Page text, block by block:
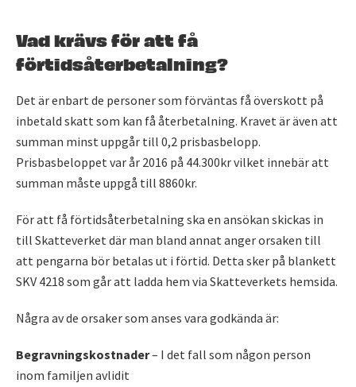
Vad krävs för att få
förtidsåterbetalning?
Det är enbart de personer som förväntas få överskott på
inbetald skatt som kan få återbetalning. Kravet är även att
summan minst uppgår till 0,2 prisbasbelopp.
Prisbasbeloppet var år 2016 på 44.300kr vilket innebär att
summan måste uppgå till 8860kr.
För att få förtidsåterbetalning ska en ansökan skickas in
till Skatteverket där man bland annat anger orsaken till
att pengarna bör betalas ut i förtid. Detta sker på blankett
SKV 4218 som går att ladda hem via Skatteverkets hemsida.
Några av de orsaker som anses vara godkända är:
Begravningskostnader– I det fall som någon person
inom familjen avlidit